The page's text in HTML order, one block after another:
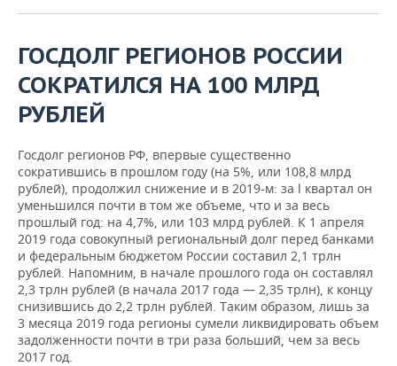
ГОСДОЛГ РЕГИОНОВ РОССИИ
СОКРАТИЛСЯ НА 100 МЛРД
РУБЛЕЙ
Госдолг регионов РФ, впервые существенно
сократившись в прошлом году (на 5%, или 108,8 млрд
рублей), продолжил снижение и в 2019-м: за l квартал он
уменьшился почти в том же объеме, что и за весь
прошлый год: на 4,7%, или 103 млрд рублей. К 1 апреля
2019 года совокупный региональный долг перед банками
и федеральным бюджетом России составил 2,1 трлн
рублей. Напомним, в начале прошлого года он составлял
2,3 трлн рублей (в начала 2017 года — 2,35 трлн), к концу
снизившись до 2,2 трлн рублей. Таким образом, лишь за
3 месяца 2019 года регионы сумели ликвидировать объем
задолженности почти в три раза больший, чем за весь
2017 год.